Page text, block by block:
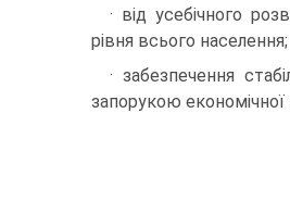
· від усебічного
рівня всього населення;
· забезпечення
запорукою